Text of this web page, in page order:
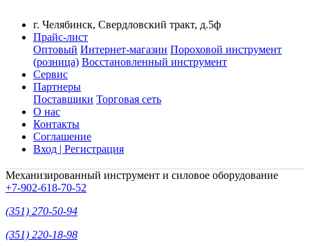
г. Челябинск, Свердловский тракт, д.5ф
Прайс-лист
Оптовый Интернет-магазин Пороховой инструмент
(розница) Восстановленный инструмент
Сервис
Партнеры
Поставщики Торговая сеть
О нас
Контакты
Соглашение
Вход | Регистрация
Механизированный инструмент и силовое оборудование
+7-902-618-70-52
(351) 270-50-94
(351) 220-18-98